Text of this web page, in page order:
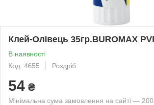
Клей-Олівець 35гр.BUROMAX
В наявності
Код: 4655
Роздріб
54 ₴
Мінімальна сума замовлення на сайті —